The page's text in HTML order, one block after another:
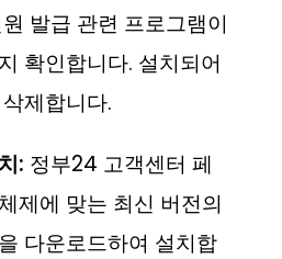
발급 관련 프로그램이
확인합니다. 설치되어
제합니다.
: 정부24 고객센터 페
제에 맞는 최신 버전의
다운로드하여 설치합